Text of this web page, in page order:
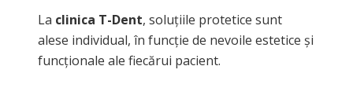
La clinica T-Dent, soluțiile protetice sunt
alese individual, în funcție de nevoile estetice și
funcționale ale fiecărui pacient.